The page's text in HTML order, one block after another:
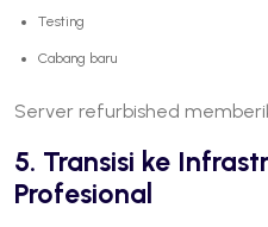
Testing
Cabang baru
Server refurbished
5. Transisi ke
Profesional